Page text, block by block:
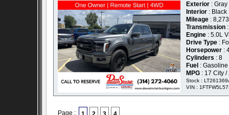
Exterior :
Interior : Black
Mileage : 8,273
Transmission
Engine : 5.0L
Drive Type :
Horsepower :
Cylinders : 8
Fuel : Gasoline
MPG : 17 City /
Stock :
VIN :
Page :